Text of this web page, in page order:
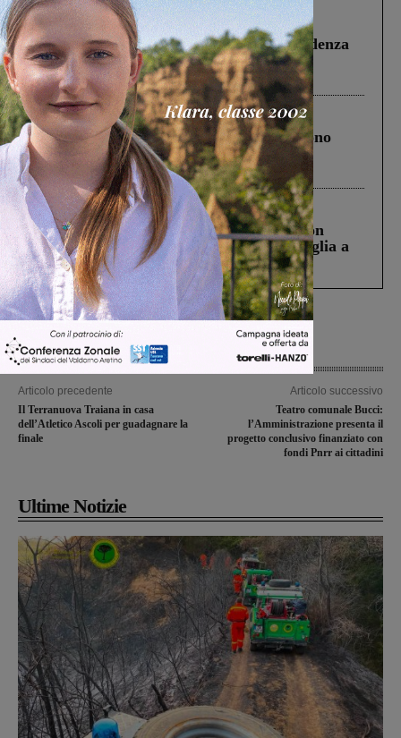
Figline Incisa Valdarno 1 Agosto 2026
Piscina di Figline finanziata oltre la scadenza
Pnrr, il gruppo di Fratelli d’Italia: “Un
ringraziamento al Governo”
Cronaca 4 Agosto 2026
Un anno fa la strage in A1 in cui morirono
Gianni, Giulia e Franco. Lo schianto, il
processo, lo stop ai sorpassi fra tir....
Cronaca 3 Agosto 2026
Scomparso da una struttura di Castiglion
Fiorentino l’uomo che aveva ucciso la figlia a
Levane nel 2020
Articolo precedente
Il Terranuova Traiana in casa
dell’Atletico Ascoli per guadagnare la
finale
Articolo successivo
Teatro comunale Bucci:
l’Amministrazione presenta il
progetto conclusivo finanziato con
fondi Pnrr ai cittadini
Ultime Notizie